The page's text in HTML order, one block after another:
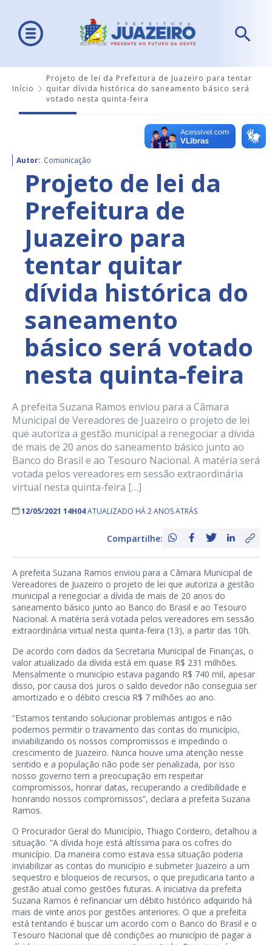
Início
Projeto de lei da Prefeitura de Juazeiro para tentar
quitar dívida histórica do saneamento básico será
votado nesta quinta-feira
Autor: Comunicação
Projeto de lei da
Prefeitura de
Juazeiro para
tentar quitar
dívida histórica do
saneamento
básico será votado
nesta quinta-feira
A prefeita Suzana Ramos enviou para a Câmara
Municipal de Vereadores de Juazeiro o projeto de lei
que autoriza a gestão municipal a renegociar a dívida
de mais de 20 anos do saneamento básico junto ao
Banco do Brasil e ao Tesouro Nacional. A matéria será
votada pelos vereadores em sessão extraordinária
virtual nesta quinta-feira […]
12/05/2021 14H04ATUALIZADO HÁ 2 ANOS ATRÁS
Compartilhe:
A prefeita Suzana Ramos enviou para a Câmara Municipal de
Vereadores de Juazeiro o projeto de lei que autoriza a gestão
municipal a renegociar a dívida de mais de 20 anos do
saneamento básico junto ao Banco do Brasil e ao Tesouro
Nacional. A matéria será votada pelos vereadores em sessão
extraordinária virtual nesta quinta-feira (13), a partir das 10h.
De acordo com dados da Secretaria Municipal de Finanças, o
valor atualizado da dívida está em quase R$ 231 milhões.
Mensalmente o município estava pagando R$ 740 mil, apesar
disso, por causa dos juros o saldo devedor não conseguia ser
amortizado e o débito crescia R$ 7 milhões ao ano.
“Estamos tentando solucionar problemas antigos e não
podemos permitir o travamento das contas do município,
inviabilizando os nossos compromissos e impedindo o
crescimento de Juazeiro. Nunca houve uma atenção nesse
sentido e a população não pode ser penalizada, por isso
nosso governo tem a preocupação em respeitar
compromissos, honrar datas, recuperando a credibilidade e
honrando nossos compromissos”, declara a prefeita Suzana
Ramos.
O Procurador Geral do Município, Thiago Cordeiro, detalhou a
situação. “A dívida hoje está altíssima para os cofres do
município. Da maneira como estava essa situação poderia
inviabilizar as contas do município e submeter Juazeiro a um
sequestro e bloqueios de recursos, o que prejudicaria tanto a
gestão atual como gestões futuras. A iniciativa da prefeita
Suzana Ramos é refinanciar um débito histórico adquirido há
mais de vinte anos por gestões anteriores. O que a prefeita
está tentando é buscar um acordo com o Banco do Brasil e o
Tesouro Nacional que dê condições ao município de pagar a